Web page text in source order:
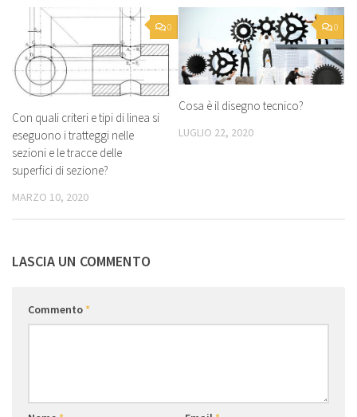
0
Con quali criteri e tipi di linea si
eseguono i tratteggi nelle
sezioni e le tracce delle
superfici di sezione?
MARZO 10, 2020
0
Cosa è il disegno tecnico?
LUGLIO 22, 2020
LASCIA UN COMMENTO
Commento*